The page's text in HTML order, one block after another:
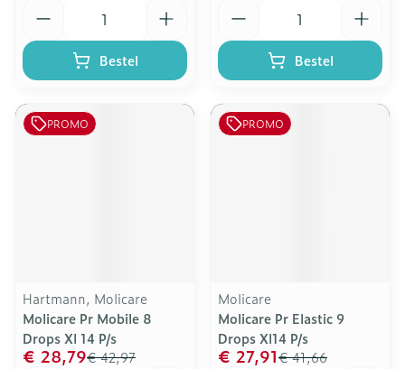
Bestel Bestel
PROMO
Hartmann, Molicare
Molicare Pr Mobile 8
Drops Xl 14 P/s
€ 42,97
€ 28,79
PROMO
Molicare
Molicare Pr Elastic 9
Drops Xl14 P/s
€ 41,66
€ 27,91